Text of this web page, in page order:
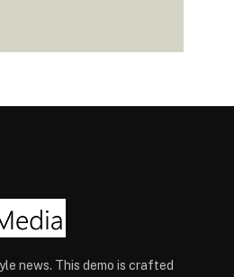
news. This demo is crafted